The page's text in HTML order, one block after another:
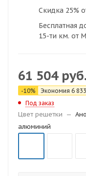
Скидка 25%
Бесплатная
15-ти км. от
61 504
-10% Экономия 6 833
Под заказ
Цвет решетки —
алюминий